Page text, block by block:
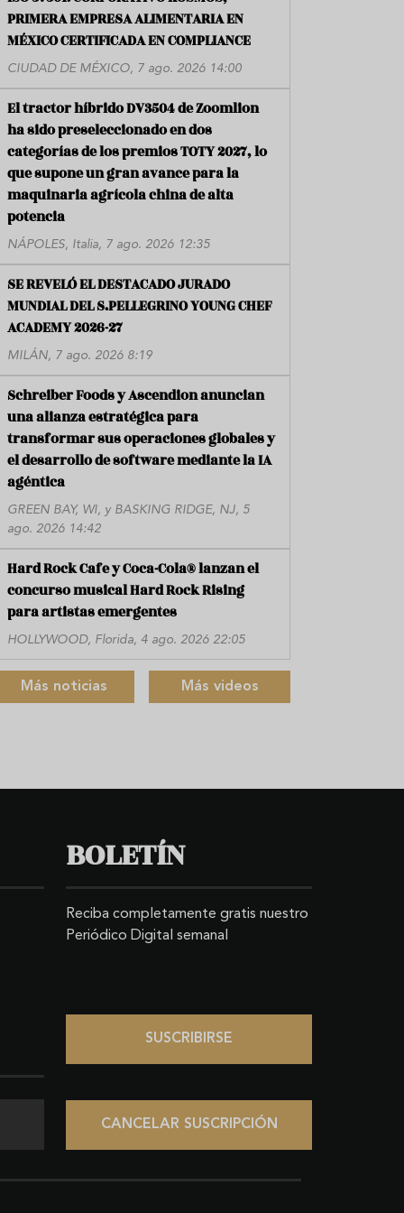
PRIMERA EMPRESA ALIMENTARIA EN
MÉXICO CERTIFICADA EN COMPLIANCE
CIUDAD DE MÉXICO, 7 ago. 2026 14:00
El tractor híbrido DV3504 de Zoomlion
ha sido preseleccionado en dos
categorías de los premios TOTY 2027, lo
que supone un gran avance para la
maquinaria agrícola china de alta
potencia
NÁPOLES, Italia, 7 ago. 2026 12:35
SE REVELÓ EL DESTACADO JURADO
MUNDIAL DEL S.PELLEGRINO YOUNG CHEF
ACADEMY 2026-27
MILÁN, 7 ago. 2026 8:19
Schreiber Foods y Ascendion anuncian
una alianza estratégica para
transformar sus operaciones globales y
el desarrollo de software mediante la IA
agéntica
GREEN BAY, WI, y BASKING RIDGE, NJ, 5
ago. 2026 14:42
Hard Rock Cafe y Coca-Cola® lanzan el
concurso musical Hard Rock Rising
para artistas emergentes
HOLLYWOOD, Florida, 4 ago. 2026 22:05
Más noticias Más videos
BOLETÍN
Reciba completamente gratis nuestro
Periódico Digital semanal
SUSCRIBIRSE
CANCELAR SUSCRIPCIÓN